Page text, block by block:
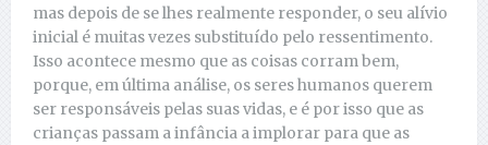
mas depois de se lhes realmente responder, o seu alívio
inicial é muitas vezes substituído pelo ressentimento.
Isso acontece mesmo que as coisas corram bem,
porque, em última análise, os seres humanos querem
ser responsáveis pelas suas vidas, e é por isso que as
crianças passam a infância a implorar para que as